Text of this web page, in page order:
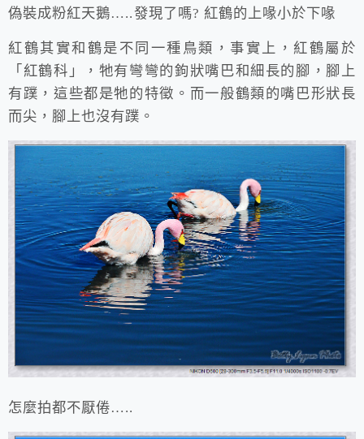
偽裝成粉紅天鵝…..發現了嗎? 紅鶴的上喙小於下喙
紅鶴其實和鶴是不同一種鳥類，事實上，紅鶴屬於
「紅鶴科」，牠有彎彎的鉤狀嘴巴和細長的腳，腳上
有蹼，這些都是牠的特徵。而一般鶴類的嘴巴形狀長
而尖，腳上也沒有蹼。
怎麼拍都不厭倦…..